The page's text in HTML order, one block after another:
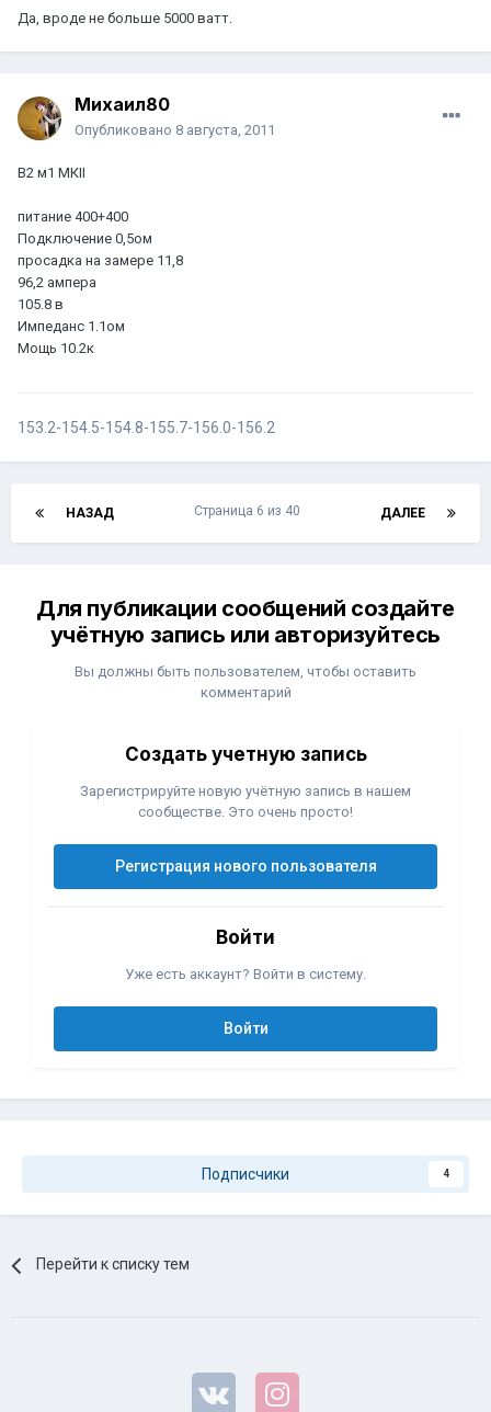
Да, вроде не больше 5000 ватт.
Михаил80
Опубликовано 8 августа, 2011
В2 м1 МКII
питание 400+400
Подключение 0,5ом
просадка на замере 11,8
96,2 ампера
105.8 в
Импеданс 1.1ом
Мощь 10.2к
153.2-154.5-154.8-155.7-156.0-156.2
НАЗАД ДАЛЕЕ
Страница 6 из 40
Для публикации сообщений создайте
учётную запись или авторизуйтесь
Вы должны быть пользователем, чтобы оставить
комментарий
Создать учетную запись
Зарегистрируйте новую учётную запись в нашем
сообществе. Это очень просто!
Регистрация нового пользователя
Войти
Уже есть аккаунт? Войти в систему.
Войти
Подписчики 4
Перейти к списку тем